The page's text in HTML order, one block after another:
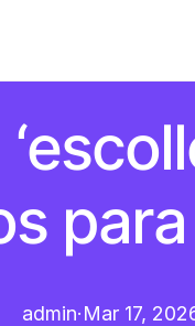
admin·Mar 17,